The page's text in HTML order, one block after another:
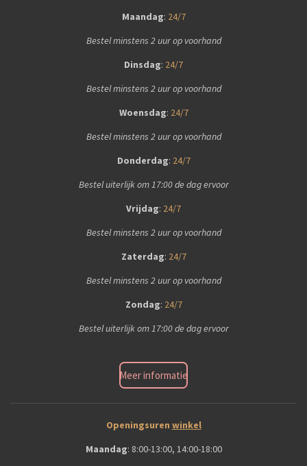
Maandag: 24/7
Bestel minstens 2 uur op voorhand
Dinsdag: 24/7
Bestel minstens 2 uur op voorhand
Woensdag: 24/7
Bestel minstens 2 uur op voorhand
Donderdag: 24/7
Bestel uiterlijk om 17:00 de dag ervoor
Vrijdag: 24/7
Bestel minstens 2 uur op voorhand
Zaterdag: 24/7
Bestel minstens 2 uur op voorhand
Zondag: 24/7
Bestel uiterlijk om 17:00 de dag ervoor
Meer informatie
Openingsuren winkel
Maandag: 8:00-13:00, 14:00-18:00